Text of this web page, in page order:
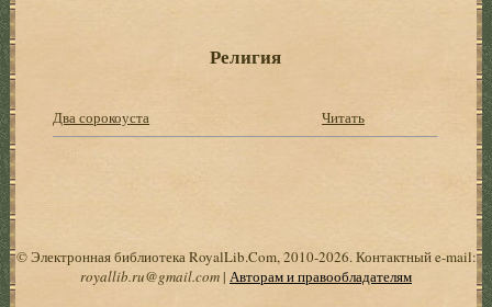
Религия
Два сорокоуста Читать
© Электронная библиотека RoyalLib.Com, 2010-2026. Контактный e-mail:
royallib.ru@gmail.com| Авторам и правообладателям